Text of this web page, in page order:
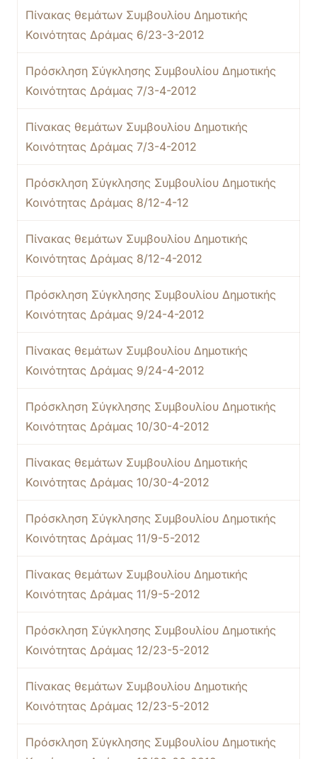
Πίνακας θεμάτων Συμβουλίου Δημοτικής
Κοινότητας Δράμας 6/23-3-2012
Πρόσκληση Σύγκλησης Συμβουλίου Δημοτικής
Κοινότητας Δράμας 7/3-4-2012
Πίνακας θεμάτων Συμβουλίου Δημοτικής
Κοινότητας Δράμας 7/3-4-2012
Πρόσκληση Σύγκλησης Συμβουλίου Δημοτικής
Κοινότητας Δράμας 8/12-4-12
Πίνακας θεμάτων Συμβουλίου Δημοτικής
Κοινότητας Δράμας 8/12-4-2012
Πρόσκληση Σύγκλησης Συμβουλίου Δημοτικής
Κοινότητας Δράμας 9/24-4-2012
Πίνακας θεμάτων Συμβουλίου Δημοτικής
Κοινότητας Δράμας 9/24-4-2012
Πρόσκληση Σύγκλησης Συμβουλίου Δημοτικής
Κοινότητας Δράμας 10/30-4-2012
Πίνακας θεμάτων Συμβουλίου Δημοτικής
Κοινότητας Δράμας 10/30-4-2012
Πρόσκληση Σύγκλησης Συμβουλίου Δημοτικής
Κοινότητας Δράμας 11/9-5-2012
Πίνακας θεμάτων Συμβουλίου Δημοτικής
Κοινότητας Δράμας 11/9-5-2012
Πρόσκληση Σύγκλησης Συμβουλίου Δημοτικής
Κοινότητας Δράμας 12/23-5-2012
Πίνακας θεμάτων Συμβουλίου Δημοτικής
Κοινότητας Δράμας 12/23-5-2012
Πρόσκληση Σύγκλησης Συμβουλίου Δημοτικής